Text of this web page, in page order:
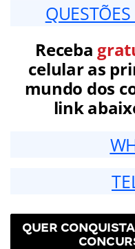
Receba
celular as
mundo dos
link
QUER